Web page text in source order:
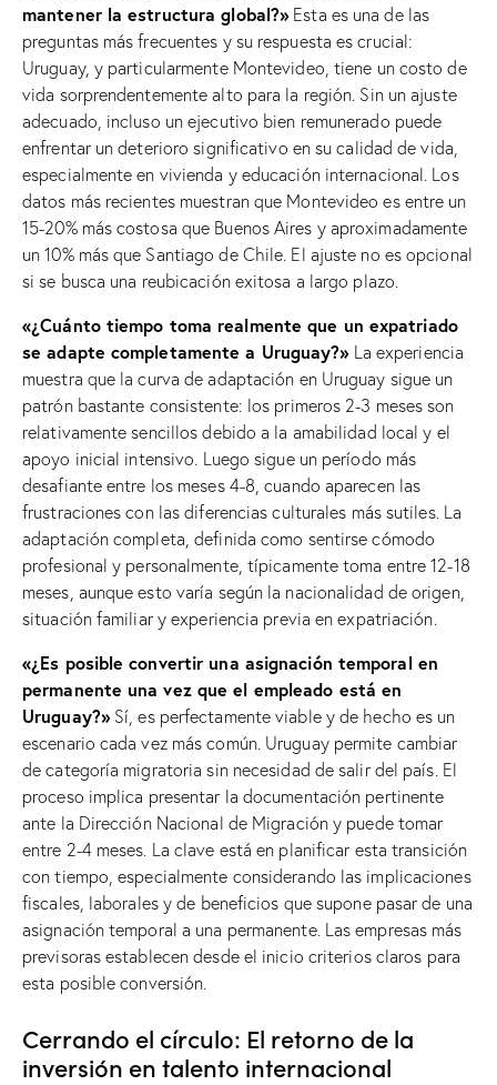
mantener la estructura global?» Esta es una de las
preguntas más frecuentes y su respuesta es crucial:
Uruguay, y particularmente Montevideo, tiene un costo de
vida sorprendentemente alto para la región. Sin un ajuste
adecuado, incluso un ejecutivo bien remunerado puede
enfrentar un deterioro significativo en su calidad de vida,
especialmente en vivienda y educación internacional. Los
datos más recientes muestran que Montevideo es entre un
15-20% más costosa que Buenos Aires y aproximadamente
un 10% más que Santiago de Chile. El ajuste no es opcional
si se busca una reubicación exitosa a largo plazo.
«¿Cuánto tiempo toma realmente que un expatriado
se adapte completamente a Uruguay?» La experiencia
muestra que la curva de adaptación en Uruguay sigue un
patrón bastante consistente: los primeros 2-3 meses son
relativamente sencillos debido a la amabilidad local y el
apoyo inicial intensivo. Luego sigue un período más
desafiante entre los meses 4-8, cuando aparecen las
frustraciones con las diferencias culturales más sutiles. La
adaptación completa, definida como sentirse cómodo
profesional y personalmente, típicamente toma entre 12-18
meses, aunque esto varía según la nacionalidad de origen,
situación familiar y experiencia previa en expatriación.
«¿Es posible convertir una asignación temporal en
permanente una vez que el empleado está en
Uruguay?»Sí, es perfectamente viable y de hecho es un
escenario cada vez más común. Uruguay permite cambiar
de categoría migratoria sin necesidad de salir del país. El
proceso implica presentar la documentación pertinente
ante la Dirección Nacional de Migración y puede tomar
entre 2-4 meses. La clave está en planificar esta transición
con tiempo, especialmente considerando las implicaciones
fiscales, laborales y de beneficios que supone pasar de una
asignación temporal a una permanente. Las empresas más
previsoras establecen desde el inicio criterios claros para
esta posible conversión.
Cerrando el círculo: El retorno de la
inversión en talento internacional